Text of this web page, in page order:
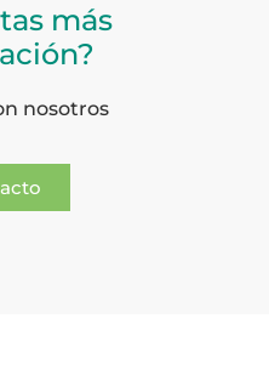
más
nosotros